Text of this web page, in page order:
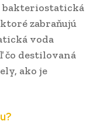
bakteriostatická
zabraňujú
voda
čo destilovaná
ako je